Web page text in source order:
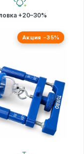
+20–30%
Акция −35%